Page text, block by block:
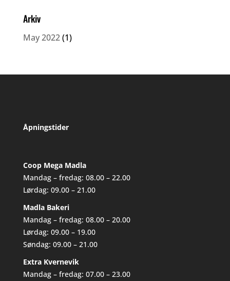
Arkiv
May 2022(1)
Åpningstider
Coop Mega Madla
Mandag – fredag: 08.00 – 22.00
Lørdag: 09.00 – 21.00
Madla Bakeri
Mandag – fredag: 08.00 – 20.00
Lørdag: 09.00 – 19.00
Søndag: 09.00 – 21.00
Extra Kvernevik
Mandag – fredag: 07.00 – 23.00